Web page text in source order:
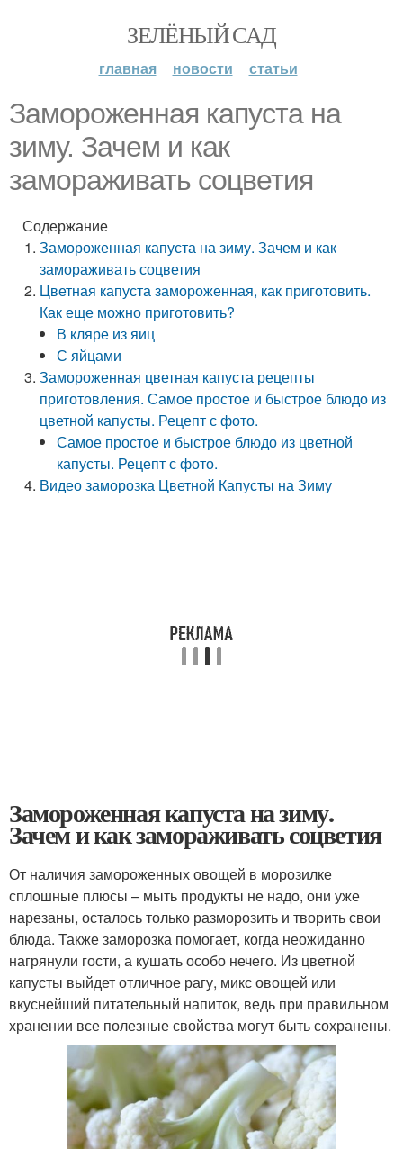
ЗЕЛЁНЫЙ САД
главная новости статьи
Замороженная капуста на
зиму. Зачем и как
замораживать соцветия
Содержание
Замороженная капуста на зиму. Зачем и как
замораживать соцветия
Цветная капуста замороженная, как приготовить.
Как еще можно приготовить?
В кляре из яиц
С яйцами
Замороженная цветная капуста рецепты
приготовления. Самое простое и быстрое блюдо из
цветной капусты. Рецепт с фото.
Самое простое и быстрое блюдо из цветной
капусты. Рецепт с фото.
Видео заморозка Цветной Капусты на Зиму
Замороженная капуста на зиму.
Зачем и как замораживать соцветия
От наличия замороженных овощей в морозилке
сплошные плюсы – мыть продукты не надо, они уже
нарезаны, осталось только разморозить и творить свои
блюда. Также заморозка помогает, когда неожиданно
нагрянули гости, а кушать особо нечего. Из цветной
капусты выйдет отличное рагу, микс овощей или
вкуснейший питательный напиток, ведь при правильном
хранении все полезные свойства могут быть сохранены.